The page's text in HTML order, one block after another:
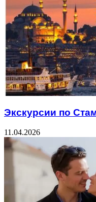
Экскурсии по
11.04.2026